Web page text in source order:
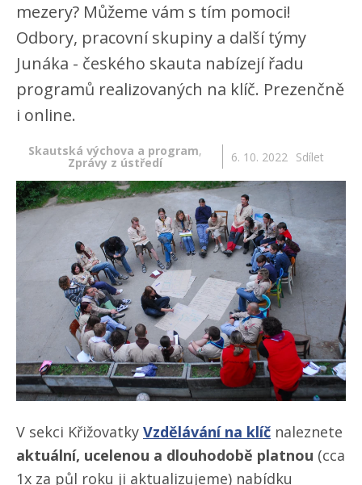
mezery? Můžeme vám s tím pomoci!
Odbory, pracovní skupiny a další týmy
Junáka - českého skauta nabízejí řadu
programů realizovaných na klíč. Prezenčně
i online.
Skautská výchova a program,
Zprávy z ústředí 6. 10. 2022 Sdílet
V sekci Křižovatky Vzdělávání na klíč naleznete
aktuální, ucelenou a dlouhodobě platnou (cca
1x za půl roku ji aktualizujeme) nabídku